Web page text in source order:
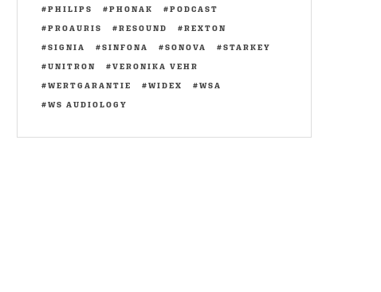
PHILIPS
PHONAK
PODCAST
PROAURIS
RESOUND
REXTON
SIGNIA
SINFONA SONOVA
STARKEY
UNITRON
VERONIKA VEHR
WERTGARANTIE
WIDEX
WSA
WS AUDIOLOGY